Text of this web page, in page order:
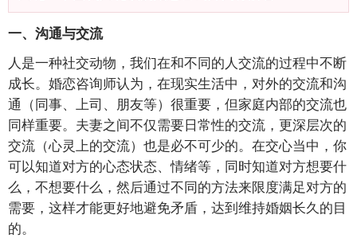
一、沟通与交流
人是一种社交动物，我们在和不同的人交流的过程中不断
成长。婚恋咨询师认为，在现实生活中，对外的交流和沟
通（同事、上司、朋友等）很重要，但家庭内部的交流也
同样重要。夫妻之间不仅需要日常性的交流，更深层次的
交流（心灵上的交流）也是必不可少的。在交心当中，你
可以知道对方的心态状态、情绪等，同时知道对方想要什
么，不想要什么，然后通过不同的方法来限度满足对方的
需要，这样才能更好地避免矛盾，达到维持婚姻长久的目
的。